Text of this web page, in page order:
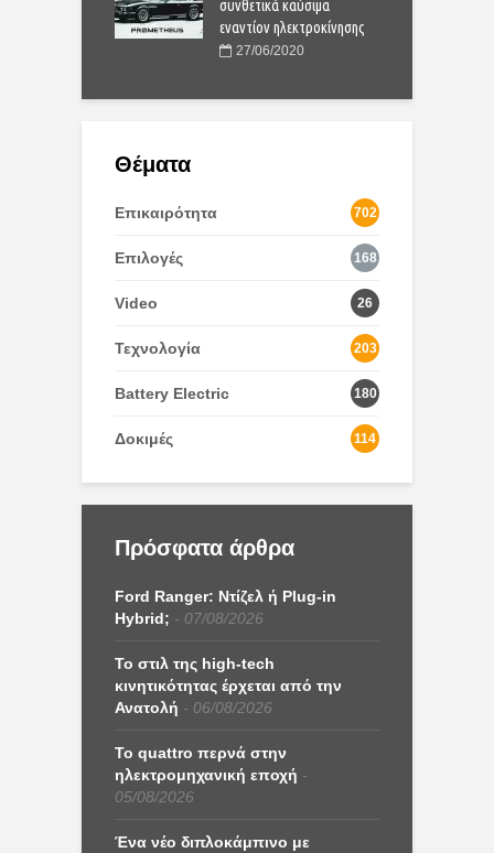
συνθετικά καύσιμα
εναντίον ηλεκτροκίνησης
27/06/2020
Θέματα
Επικαιρότητα 702
Επιλογές 168
Video 26
Τεχνολογία 203
Battery Electric 180
Δοκιμές 114
Πρόσφατα άρθρα
Ford Ranger: Ντίζελ ή Plug-in
Hybrid;
07/08/2026
Το στιλ της high-tech
κινητικότητας έρχεται από την
Ανατολή
06/08/2026
Το quattro περνά στην
ηλεκτρομηχανική εποχή
05/08/2026
Ένα νέο διπλοκάμπινο με